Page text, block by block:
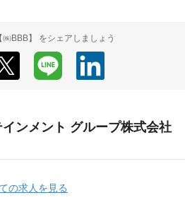
BBB】 をシェアしましょう
ンメント グループ株式会社
の求人を見る